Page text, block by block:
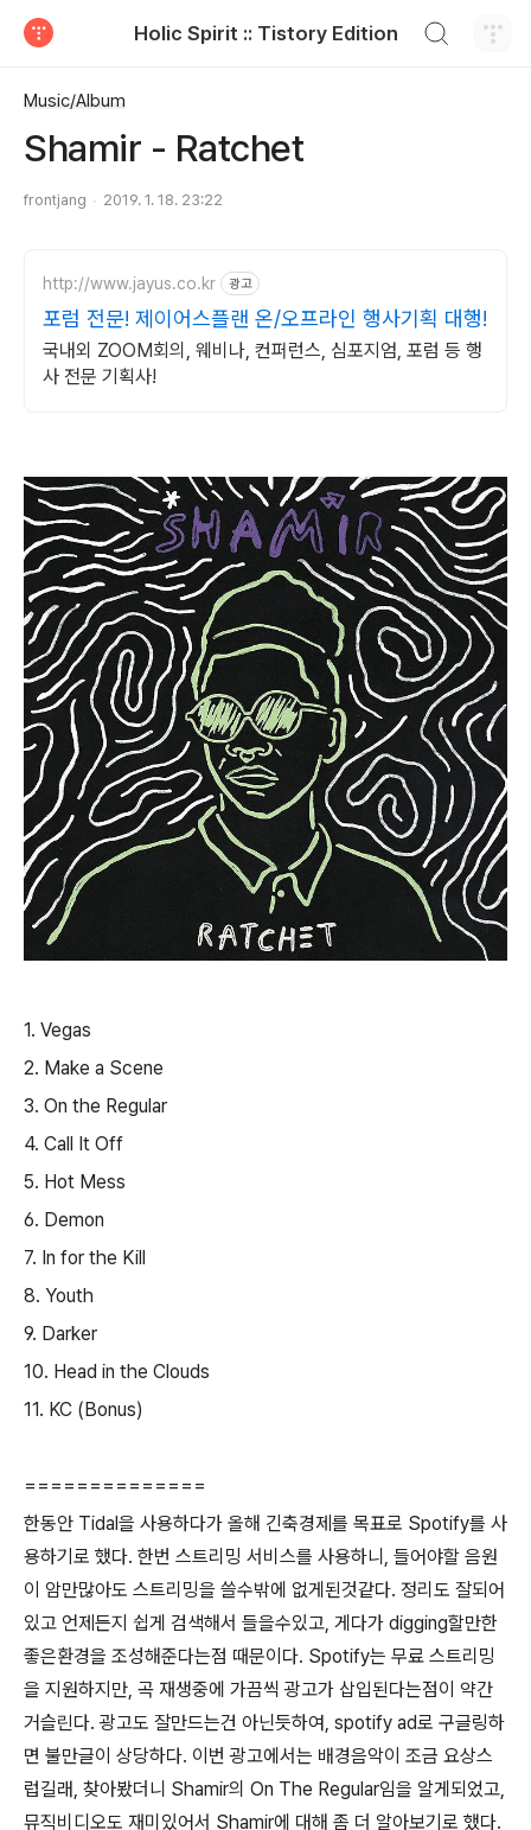
Holic Spirit :: Tistory Edition
Music/Album
Shamir - Ratchet
frontjang 2019. 1. 18. 23:22
http://www.jayus.co.kr 광고
포럼 전문! 제이어스플랜 온/오프라인 행사기획 대행!
국내외 ZOOM회의, 웨비나, 컨퍼런스, 심포지엄, 포럼 등 행
사 전문 기획사!
1. Vegas
2. Make a Scene
3. On the Regular
4. Call It Off
5. Hot Mess
6. Demon
7. In for the Kill
8. Youth
9. Darker
10. Head in the Clouds
11. KC (Bonus)
==============
한동안 Tidal을 사용하다가 올해 긴축경제를 목표로 Spotify를 사
용하기로 했다. 한번 스트리밍 서비스를 사용하니, 들어야할 음원
이 암만많아도 스트리밍을 쓸수밖에 없게된것같다. 정리도 잘되어
있고 언제든지 쉽게 검색해서 들을수있고, 게다가 digging할만한
좋은환경을 조성해준다는점 때문이다. Spotify는 무료 스트리밍
을 지원하지만, 곡 재생중에 가끔씩 광고가 삽입된다는점이 약간
거슬린다. 광고도 잘만드는건 아닌듯하여, spotify ad로 구글링하
면 불만글이 상당하다. 이번 광고에서는 배경음악이 조금 요상스
럽길래, 찾아봤더니 Shamir의 On The Regular임을 알게되었고,
뮤직비디오도 재미있어서 Shamir에 대해 좀 더 알아보기로 했다.